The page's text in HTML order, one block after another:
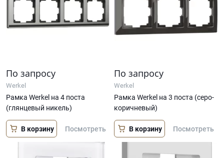
По запросу
Werkel
Рамка Werkel на 4 поста
(глянцевый никель)
В корзину Посмотреть
По запросу
Werkel
Рамка Werkel на 3 поста (серо-
коричневый)
В корзину Посмотреть